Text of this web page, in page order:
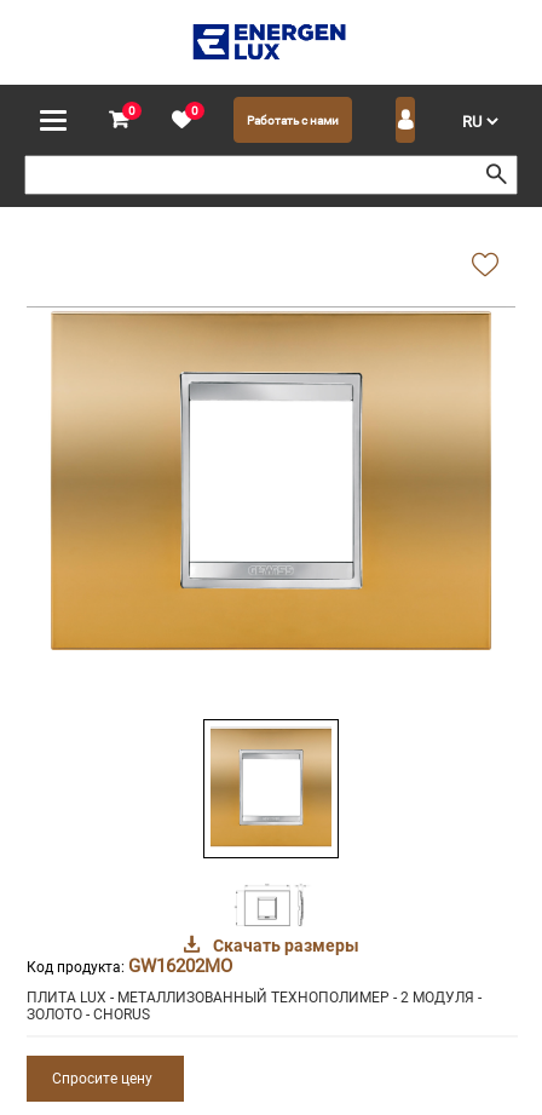
0 0
Работать с нами
Скачать размеры
Код продукта: GW16202MO
ПЛИТА LUX - МЕТАЛЛИЗОВАННЫЙ ТЕХНОПОЛИМЕР - 2 МОДУЛЯ -
ЗОЛОТО - CHORUS
Спросите цену